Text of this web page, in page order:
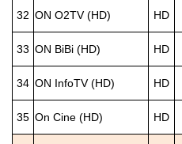
32 ON O2TV (HD) HD
33 ON BiBi (HD) HD
34 ON InfoTV (HD) HD
35 On Cine (HD) HD